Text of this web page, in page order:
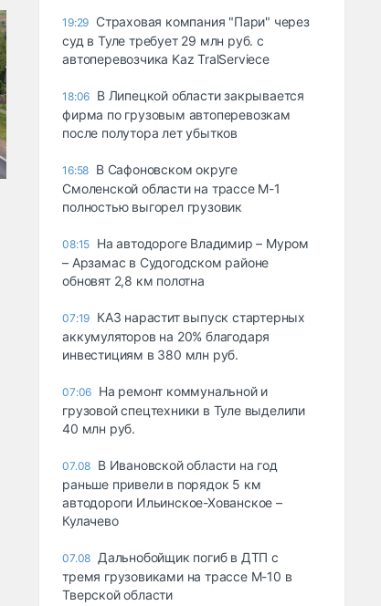
19:29 Страховая компания "Пари" через
суд в Туле требует 29 млн руб. с
автоперевозчика Kaz TralServiece
18:06 В Липецкой области закрывается
фирма по грузовым автоперевозкам
после полутора лет убытков
16:58 В Сафоновском округе
Смоленской области на трассе М-1
полностью выгорел грузовик
08:15 На автодороге Владимир – Муром
– Арзамас в Судогодском районе
обновят 2,8 км полотна
07:19 КАЗ нарастит выпуск стартерных
аккумуляторов на 20% благодаря
инвестициям в 380 млн руб.
07:06 На ремонт коммунальной и
грузовой спецтехники в Туле выделили
40 млн руб.
07.08 В Ивановской области на год
раньше привели в порядок 5 км
автодороги Ильинское-Хованское –
Кулачево
07.08 Дальнобойщик погиб в ДТП с
тремя грузовиками на трассе М-10 в
Тверской области